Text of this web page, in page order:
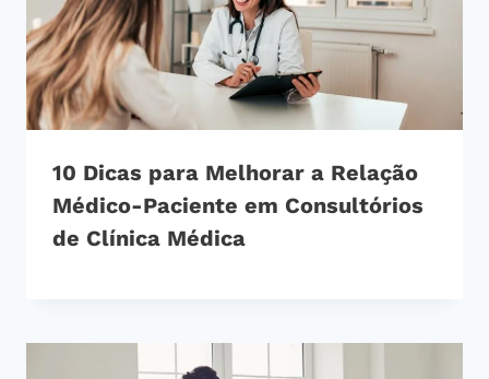
10 Dicas para Melhorar a Relação
Médico-Paciente em Consultórios
de Clínica Médica